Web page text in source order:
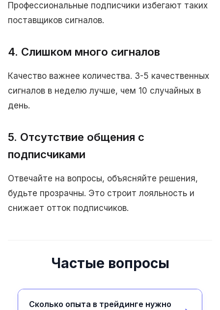
Профессиональные подписчики избегают таких
поставщиков сигналов.
4. Слишком много сигналов
Качество важнее количества. 3-5 качественных
сигналов в неделю лучше, чем 10 случайных в
день.
5. Отсутствие общения с
подписчиками
Отвечайте на вопросы, объясняйте решения,
будьте прозрачны. Это строит лояльность и
снижает отток подписчиков.
Частые вопросы
Сколько опыта в трейдинге нужно